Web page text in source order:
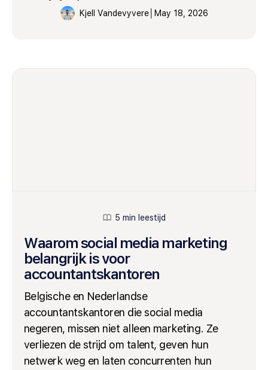
Kjell Vandevyvere│ May 18, 2026
5 min leestijd
Waarom social media marketing
belangrijk is voor
accountantskantoren
Belgische en Nederlandse
accountantskantoren die social media
negeren, missen niet alleen marketing. Ze
verliezen de strijd om talent, geven hun
netwerk weg en laten concurrenten hun